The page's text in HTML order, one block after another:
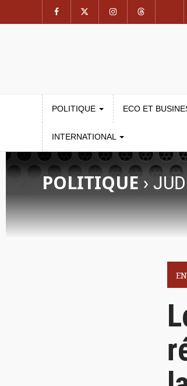
POLITIQUE ECO ET
INTERNATIONAL
POLITIQUE ›